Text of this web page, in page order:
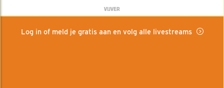
VIJVER
Log in of meld je gratis aan en volg alle livestreams